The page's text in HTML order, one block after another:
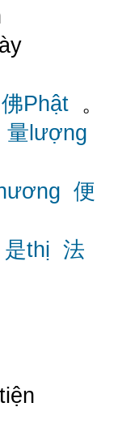
佛Phật 。
量lượng
便
是thị 法